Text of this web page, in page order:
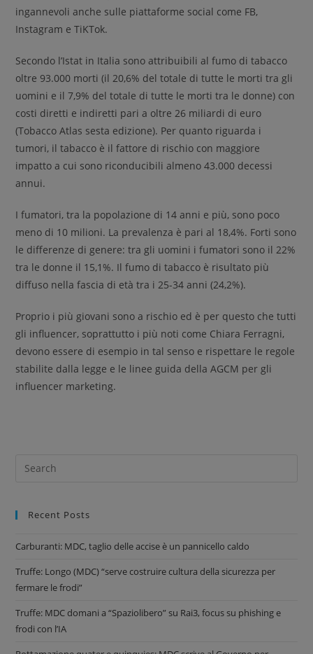
ingannevoli anche sulle piattaforme social come FB,
Instagram e TiKTok.
Secondo l’Istat in Italia sono attribuibili al fumo di tabacco
oltre 93.000 morti (il 20,6% del totale di tutte le morti tra gli
uomini e il 7,9% del totale di tutte le morti tra le donne) con
costi diretti e indiretti pari a oltre 26 miliardi di euro
(Tobacco Atlas sesta edizione). Per quanto riguarda i
tumori, il tabacco è il fattore di rischio con maggiore
impatto a cui sono riconducibili almeno 43.000 decessi
annui.
I fumatori, tra la popolazione di 14 anni e più, sono poco
meno di 10 milioni. La prevalenza è pari al 18,4%. Forti sono
le differenze di genere: tra gli uomini i fumatori sono il 22%
tra le donne il 15,1%. Il fumo di tabacco è risultato più
diffuso nella fascia di età tra i 25-34 anni (24,2%).
Proprio i più giovani sono a rischio ed è per questo che tutti
gli influencer, soprattutto i più noti come Chiara Ferragni,
devono essere di esempio in tal senso e rispettare le regole
stabilite dalla legge e le linee guida della AGCM per gli
influencer marketing.
Recent Posts
Carburanti: MDC, taglio delle accise è un pannicello caldo
Truffe: Longo (MDC) “serve costruire cultura della sicurezza per
fermare le frodi”
Truffe: MDC domani a “Spaziolibero” su Rai3, focus su phishing e
frodi con l’IA